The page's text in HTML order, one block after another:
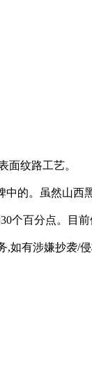
面纹路工艺。
的。虽然山西
百分点。目
有涉嫌抄袭/